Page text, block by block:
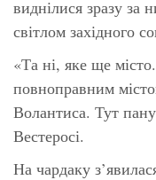
виднілися зразу за
світлом західного
«Та ні, яке ще
повноправним
Волантиса. Тут
Вестеросі.
На чардаку